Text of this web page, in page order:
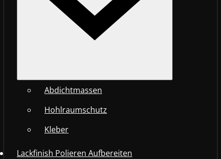
Abdichtmassen
Hohlraumschutz
Kleber
Lackfinish Polieren Aufbereiten